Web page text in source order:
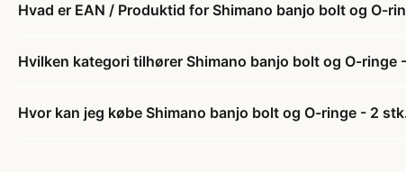
Hvad er EAN / Produktid for Shimano banjo bolt og O-
Hvilken kategori tilhører Shimano banjo bolt og O-
Hvor kan jeg købe Shimano banjo bolt og O-ringe - 2